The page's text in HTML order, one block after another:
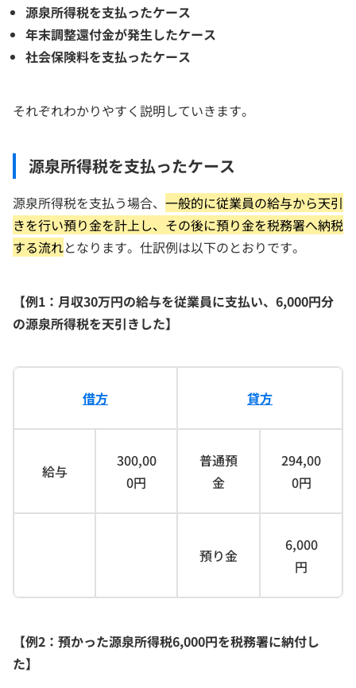
源泉所得税を支払ったケース
年末調整還付金が発生したケース
社会保険料を支払ったケース
それぞれわかりやすく説明していきます。
源泉所得税を支払ったケース
源泉所得税を支払う場合、 一般的に従業員の給与から天引
きを行い預り金を計上し、その後に預り金を税務署へ納税
する流れとなります。仕訳例は以下のとおりです。
【例1：月収30万円の給与を従業員に支払い、6,000円分
の源泉所得税を天引きした】
借方 貸方
給与
300,00
0円
普通預
金
294,00
0円
預り金
6,000
円
【例2：預かった源泉所得税6,000円を税務署に納付し
た】